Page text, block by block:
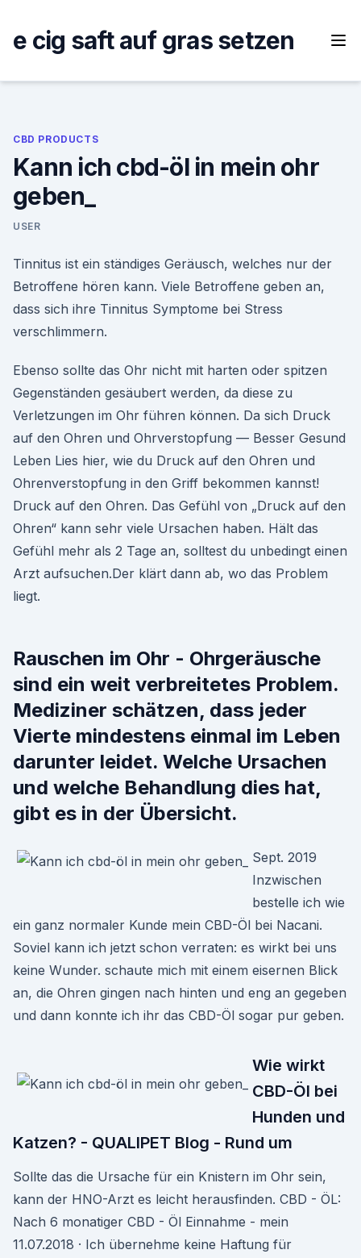
content
e cig saft auf gras setzen
CBD PRODUCTS
Kann ich cbd-öl in mein ohr
geben_
USER
Tinnitus ist ein ständiges Geräusch, welches nur der
Betroffene hören kann. Viele Betroffene geben an,
dass sich ihre Tinnitus Symptome bei Stress
verschlimmern.
Ebenso sollte das Ohr nicht mit harten oder spitzen
Gegenständen gesäubert werden, da diese zu
Verletzungen im Ohr führen können. Da sich Druck
auf den Ohren und Ohrverstopfung — Besser Gesund
Leben Lies hier, wie du Druck auf den Ohren und
Ohrenverstopfung in den Griff bekommen kannst!
Druck auf den Ohren. Das Gefühl von „Druck auf den
Ohren“ kann sehr viele Ursachen haben. Hält das
Gefühl mehr als 2 Tage an, solltest du unbedingt einen
Arzt aufsuchen.Der klärt dann ab, wo das Problem
liegt.
Rauschen im Ohr - Ohrgeräusche
sind ein weit verbreitetes Problem.
Mediziner schätzen, dass jeder
Vierte mindestens einmal im Leben
darunter leidet. Welche Ursachen
und welche Behandlung dies hat,
gibt es in der Übersicht.
Sept. 2019
Inzwischen
bestelle ich wie
ein ganz normaler Kunde mein CBD-Öl bei Nacani.
Soviel kann ich jetzt schon verraten: es wirkt bei uns
keine Wunder. schaute mich mit einem eisernen Blick
an, die Ohren gingen nach hinten und eng an gegeben
und dann konnte ich ihr das CBD-Öl sogar pur geben.
Wie wirkt
CBD-Öl bei
Hunden und
Katzen? - QUALIPET Blog - Rund um
Sollte das die Ursache für ein Knistern im Ohr sein,
kann der HNO-Arzt es leicht herausfinden. CBD - ÖL:
Nach 6 monatiger CBD - Öl Einnahme - mein
11.07.2018 · Ich übernehme keine Haftung für